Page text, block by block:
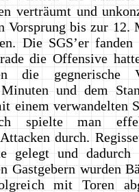
verträumt und
Vorsprung bis zur 12.
Die SGS’er fanden
die Offensive
die gegnerische
und dem
einem verwandelten
spielte man
durch.
gelegt und dadurch
Gastgebern wurden
mit Toren